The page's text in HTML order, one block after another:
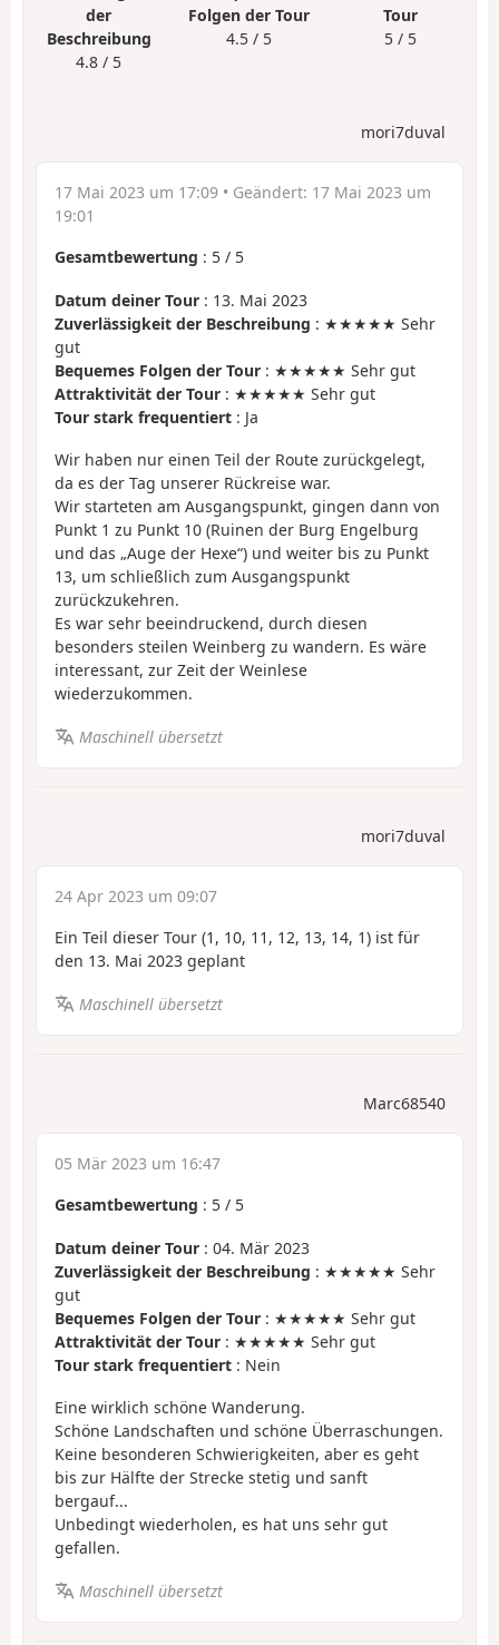
der
Beschreibung
4.8 / 5
Folgen der Tour
4.5 / 5
Tour
5 / 5
mori7duval
17 Mai 2023 um 17:09 • Geändert: 17 Mai 2023 um
19:01
Gesamtbewertung : 5 / 5
Datum deiner Tour : 13. Mai 2023
Zuverlässigkeit der Beschreibung : ★★★★★ Sehr
gut
Bequemes Folgen der Tour : ★★★★★ Sehr gut
Attraktivität der Tour : ★★★★★ Sehr gut
Tour stark frequentiert : Ja
Wir haben nur einen Teil der Route zurückgelegt,
da es der Tag unserer Rückreise war.
Wir starteten am Ausgangspunkt, gingen dann von
Punkt 1 zu Punkt 10 (Ruinen der Burg Engelburg
und das „Auge der Hexe“) und weiter bis zu Punkt
13, um schließlich zum Ausgangspunkt
zurückzukehren.
Es war sehr beeindruckend, durch diesen
besonders steilen Weinberg zu wandern. Es wäre
interessant, zur Zeit der Weinlese
wiederzukommen.
Maschinell übersetzt
mori7duval
24 Apr 2023 um 09:07
Ein Teil dieser Tour (1, 10, 11, 12, 13, 14, 1) ist für
den 13. Mai 2023 geplant
Maschinell übersetzt
Marc68540
05 Mär 2023 um 16:47
Gesamtbewertung : 5 / 5
Datum deiner Tour : 04. Mär 2023
Zuverlässigkeit der Beschreibung : ★★★★★ Sehr
gut
Bequemes Folgen der Tour : ★★★★★ Sehr gut
Attraktivität der Tour : ★★★★★ Sehr gut
Tour stark frequentiert : Nein
Eine wirklich schöne Wanderung.
Schöne Landschaften und schöne Überraschungen.
Keine besonderen Schwierigkeiten, aber es geht
bis zur Hälfte der Strecke stetig und sanft
bergauf...
Unbedingt wiederholen, es hat uns sehr gut
gefallen.
Maschinell übersetzt